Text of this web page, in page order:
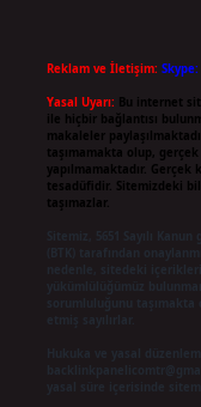
Reklam ve İletişim: Skype:
Yasal Uyarı: Bu internet
ile hiçbir bağlantısı
makaleler
taşımamakta olup,
yapılmamaktadır.
tesadüfidir. Sitemizdeki
taşımazlar.
Sitemiz, 5651 Sayılı
(BTK) tarafından
nedenle, sitedeki
yükümlülüğümüz
Hukuka ve yasal